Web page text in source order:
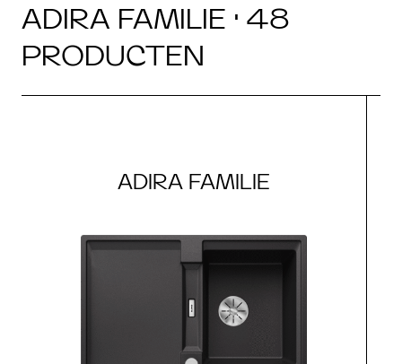
ADIRA FAMILIE · 48
PRODUCTEN
ADIRA FAMILIE